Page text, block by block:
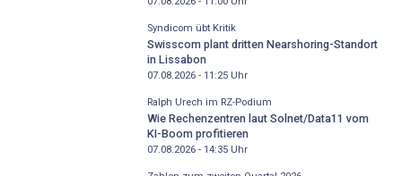
Syndicom übt Kritik
Swisscom plant dritten Nearshoring-Standort
in Lissabon
07.08.2026 - 11:25Uhr
Ralph Urech im RZ-Podium
Wie Rechenzentren laut Solnet/Data11 vom
KI-Boom profitieren
07.08.2026 - 14:35Uhr